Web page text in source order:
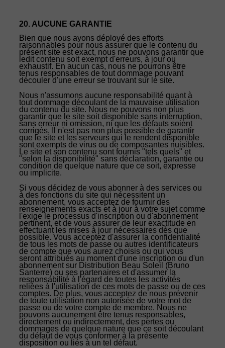
20. AUCUNE GARANTIE
Bien que nous ayons déployé des efforts
raisonnables pour nous assurer que le contenu du
présent site est exact, nous ne pouvons garantir que
ledit contenu soit exempt d'erreurs, à jour ou
exhaustif. En aucun cas, nous ne pourrons être
tenus responsables de tout dommage pouvant
découler d'une erreur se trouvant sur le site.
Nous n'assumons aucune responsabilité quant à
tout dommage découlant de la mauvaise utilisation
du contenu du site. Nous ne pouvons non plus
garantir que le site soit disponible sans interruption,
sans erreur ni omission, ni que les défauts soient
corrigés. Il n'est pas non plus possible de garantir
que le site et les serveurs qui le rendent disponible
sont exempts de virus ou de composantes nuisibles.
Le site et son contenu sont fournis "tels quels" et
"selon la disponibilité" sans déclaration, garantie ou
condition de quelque nature que ce soit, expresse
ou implicite.
Si vous décidez de vous abonner à des services ou
à des fonctions du site qui nécessitent un
abonnement, vous acceptez de fournir des
renseignements exacts et à jour à votre sujet comme
l'exige le processus d'inscription ou d'abonnement
pertinent, et de vous assurer de leur exactitude en
effectuant les mises à jour nécessaires dès que
possible. Vous acceptez d'assurer la confidentialité
de tous les mots de passe ou autres identificateurs
de compte que vous aurez choisis ou qui vous
seront attribués au moment d'une inscription ou d'un
abonnement sur Distribution Beau Soleil (Bruno
Santerre) ou ses partenaires et d'assumer la
responsabilité à l'égard de toutes les activités
reliées à l'utilisation de ces mots de passe ou de ces
comptes. De plus, vous acceptez de nous prévenir
de toute utilisation non autorisée de votre mot de
passe ou de votre compte de membre. Nous ne
pouvons aucunement être tenus responsables,
directement ou indirectement, des pertes ou
dommages de quelque nature que ce soit découlant
du défaut de vous conformer à la présente
disposition ou liés à un tel défaut.